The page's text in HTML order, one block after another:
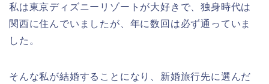
私は東京ディズニーリゾートが大好きで、独身時代は
関西に住んでいましたが、年に数回は必ず通っていま
した。
そんな私が結婚することになり、新婚旅行先に選んだ